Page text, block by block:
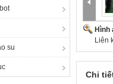
su
Hình
Liên
Chi